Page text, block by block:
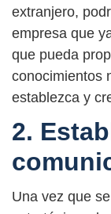
extranjero,
empresa que
que pueda
conocimientos
establezca y
2.
Una vez que